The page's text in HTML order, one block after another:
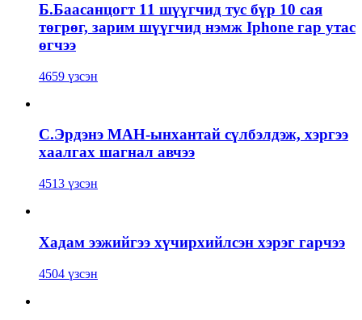
Б.Баасанцогт 11 шүүгчид тус бүр 10 сая
төгрөг, зарим шүүгчид нэмж Iphone гар утас
өгчээ
4659 үзсэн
С.Эрдэнэ МАН-ынхантай сүлбэлдэж, хэргээ
хаалгах шагнал авчээ
4513 үзсэн
Хадам ээжийгээ хүчирхийлсэн хэрэг гарчээ
4504 үзсэн